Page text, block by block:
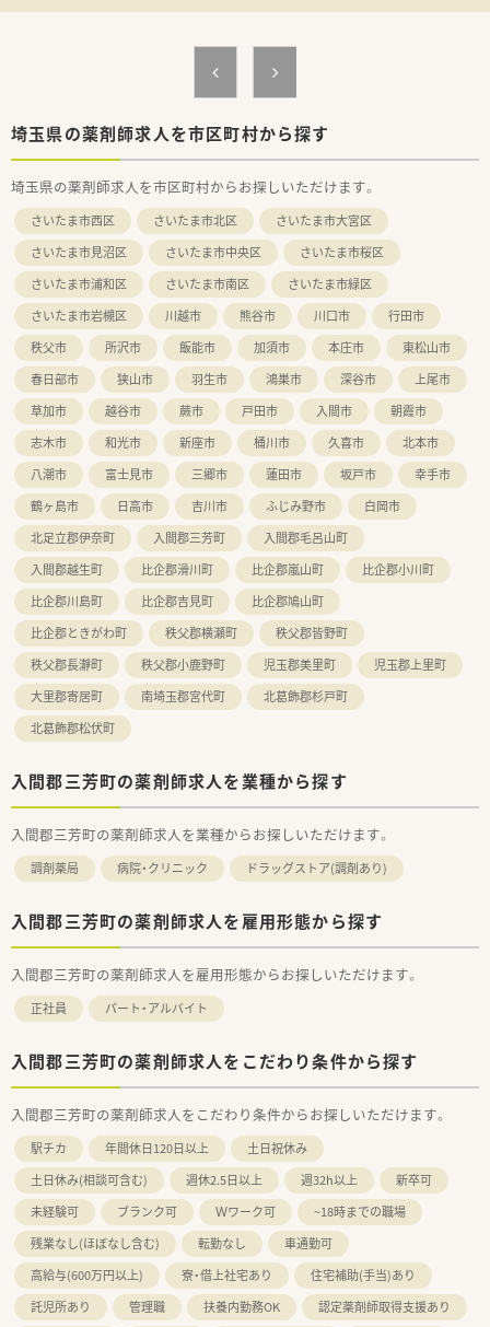
埼玉県の薬剤師求人を市区町村から探す
埼玉県の薬剤師求人を市区町村からお探しいただけます。
さいたま市西区 さいたま市北区
さいたま市大宮区
さいたま市見沼区
さいたま市中央区
さいたま市桜区
さいたま市浦和区
さいたま市南区
さいたま市緑区
さいたま市岩槻区
川越市 熊谷市 川口市
行田市
秩父市
所沢市 飯能市 加須市 本庄市
東松山市
春日部市
狭山市 羽生市 鴻巣市 深谷市
上尾市
草加市
越谷市 蕨市 戸田市 入間市
朝霞市
志木市
和光市 新座市 桶川市 久喜市
北本市
八潮市
富士見市 三郷市 蓮田市 坂戸市
幸手市
鶴ヶ島市
日高市 吉川市 ふじみ野市
白岡市
北足立郡伊奈町
入間郡三芳町
入間郡毛呂山町
入間郡越生町
比企郡滑川町 比企郡嵐山町
比企郡小川町
比企郡川島町
比企郡吉見町
比企郡鳩山町
比企郡ときがわ町
秩父郡横瀬町
秩父郡皆野町
秩父郡長瀞町
秩父郡小鹿野町 児玉郡美里町
児玉郡上里町
大里郡寄居町
南埼玉郡宮代町
北葛飾郡杉戸町
北葛飾郡松伏町
入間郡三芳町の薬剤師求人を業種から探す
入間郡三芳町の薬剤師求人を業種からお探しいただけます。
調剤薬局 病院・クリニック ドラッグストア(調剤あり)
入間郡三芳町の薬剤師求人を雇用形態から探す
入間郡三芳町の薬剤師求人を雇用形態からお探しいただけます。
正社員 パート・アルバイト
入間郡三芳町の薬剤師求人をこだわり条件から探す
入間郡三芳町の薬剤師求人をこだわり条件からお探しいただけます。
駅チカ 年間休日120日以上
土日祝休み
土日休み(相談可含む)
週休2.5日以上 週32h以上
新卒可
未経験可
ブランク可 Ｗワーク可
~18時までの職場
残業なし(ほぼなし含む)
転勤なし
車通勤可
高給与(600万円以上)
寮・借上社宅あり
住宅補助(手当)あり
託児所あり
管理職 扶養内勤務OK
認定薬剤師取得支援あり